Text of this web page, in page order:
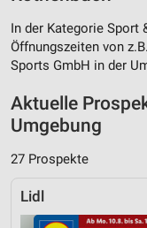
In der Kategorie Sport
Öffnungszeiten von
Sports GmbH in der
Aktuelle
Umgebung
27 Prospekte
Lidl